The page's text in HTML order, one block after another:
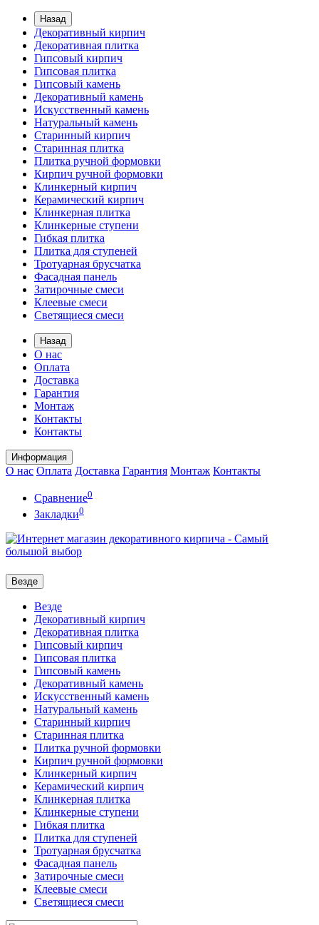
Назад
Декоративный кирпич
Декоративная плитка
Гипсовый кирпич
Гипсовая плитка
Гипсовый камень
Декоративный камень
Искусственный камень
Натуральный камень
Старинный кирпич
Старинная плитка
Плитка ручной формовки
Кирпич ручной формовки
Клинкерный кирпич
Керамический кирпич
Клинкерная плитка
Клинкерные ступени
Гибкая плитка
Плитка для ступеней
Тротуарная брусчатка
Фасадная панель
Затирочные смеси
Клеевые смеси
Светящиеся смеси
Назад
О нас
Оплата
Доставка
Гарантия
Монтаж
Контакты
Контакты
Информация
О нас Оплата Доставка Гарантия Монтаж Контакты
Сравнение0
Закладки0
Везде
Везде
Декоративный кирпич
Декоративная плитка
Гипсовый кирпич
Гипсовая плитка
Гипсовый камень
Декоративный камень
Искусственный камень
Натуральный камень
Старинный кирпич
Старинная плитка
Плитка ручной формовки
Кирпич ручной формовки
Клинкерный кирпич
Керамический кирпич
Клинкерная плитка
Клинкерные ступени
Гибкая плитка
Плитка для ступеней
Тротуарная брусчатка
Фасадная панель
Затирочные смеси
Клеевые смеси
Светящиеся смеси